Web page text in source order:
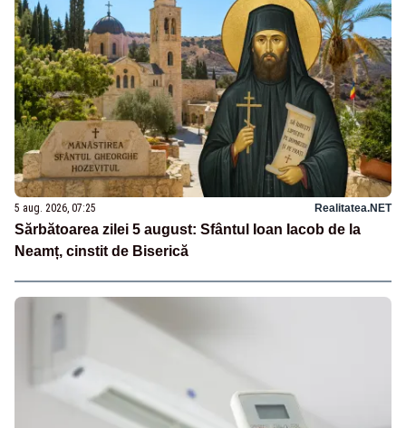
5 aug. 2026, 07:25 Realitatea.NET
Sărbătoarea zilei 5 august: Sfântul Ioan Iacob de la
Neamț, cinstit de Biserică